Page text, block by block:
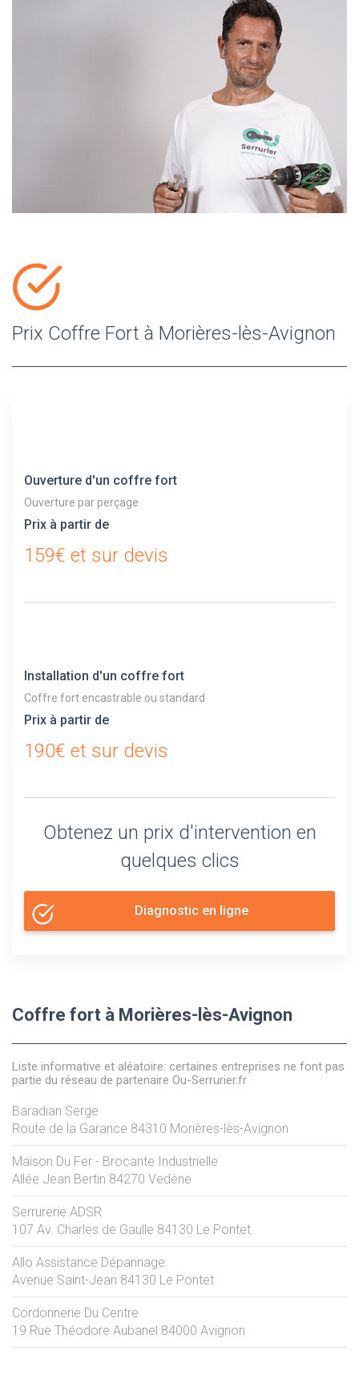
Prix Coffre Fort à Morières-lès-Avignon
Ouverture d'un coffre fort
Ouverture par perçage
Prix à partir de
159€ et sur devis
Installation d'un coffre fort
Coffre fort encastrable ou standard
Prix à partir de
190€ et sur devis
Obtenez un prix d'intervention en
quelques clics
Diagnostic en ligne
Coffre fort à Morières-lès-Avignon
Liste informative et aléatoire: certaines entreprises ne font pas
partie du réseau de partenaire Ou-Serrurier.fr
Baradian Serge
Route de la Garance 84310 Morières-lès-Avignon
Maison Du Fer - Brocante Industrielle
Allée Jean Bertin 84270 Vedène
Serrurerie ADSR
107 Av. Charles de Gaulle 84130 Le Pontet
Allo Assistance Dépannage
Avenue Saint-Jean 84130 Le Pontet
Cordonnerie Du Centre
19 Rue Théodore Aubanel 84000 Avignon